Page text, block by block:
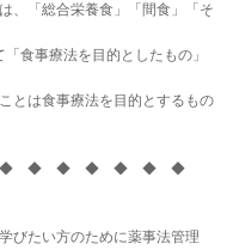
、「総合栄養食」「間食」「そ
食事療法を目的としたもの」
とは食事療法を目的とするもの
◆ ◆ ◆ ◆ ◆ ◆
びたい方のために薬事法管理